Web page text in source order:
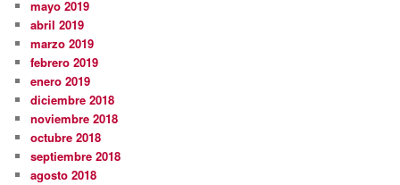
mayo 2019
abril 2019
marzo 2019
febrero 2019
enero 2019
diciembre 2018
noviembre 2018
octubre 2018
septiembre 2018
agosto 2018